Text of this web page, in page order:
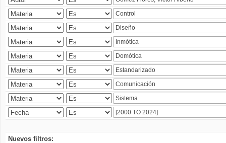
Nuevos filtros: